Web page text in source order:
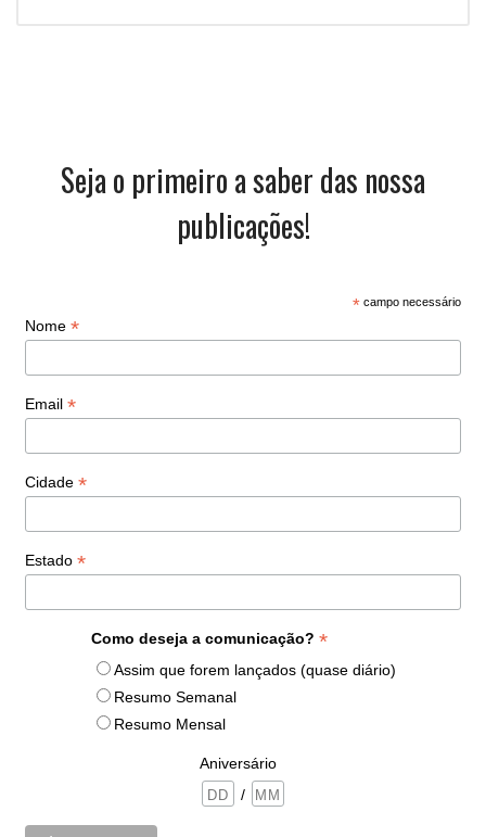
Seja o primeiro a saber das nossa
publicações!